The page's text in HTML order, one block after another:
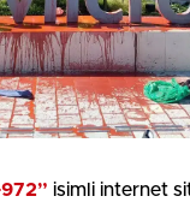
isimli internet